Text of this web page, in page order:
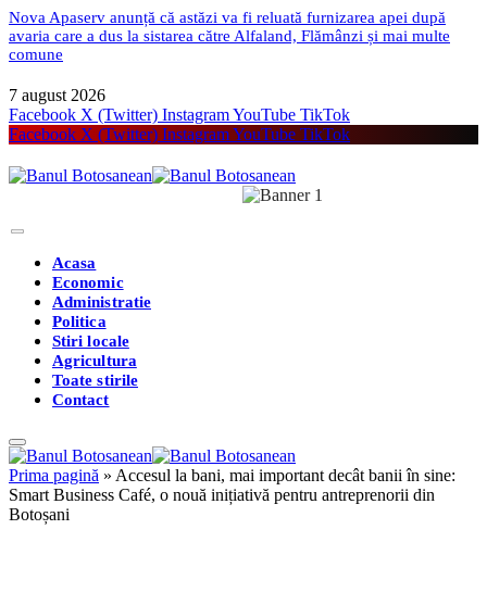
Nova Apaserv anunță că astăzi va fi reluată furnizarea apei după
avaria care a dus la sistarea către Alfaland, Flămânzi și mai multe
comune
7 august 2026
Facebook X (Twitter) InstagramYouTube TikTok
Facebook X (Twitter) InstagramYouTube TikTok
Economic
Administratie
Politica
Stiri locale
Agricultura
Toate stirile
Contact
Prima pagină»Accesul la bani, mai important decât banii în sine:
Smart Business Café, o nouă inițiativă pentru antreprenorii din
Botoșani